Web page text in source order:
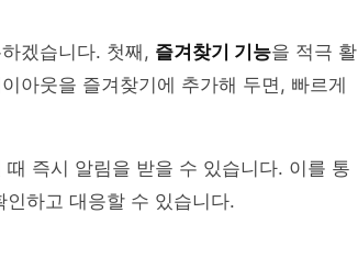
겠습니다. 첫째, 즐겨찾기 기능을 적극 활
아웃을 즐겨찾기에 추가해 두면, 빠르게
즉시 알림을 받을 수 있습니다. 이를 통
하고 대응할 수 있습니다.